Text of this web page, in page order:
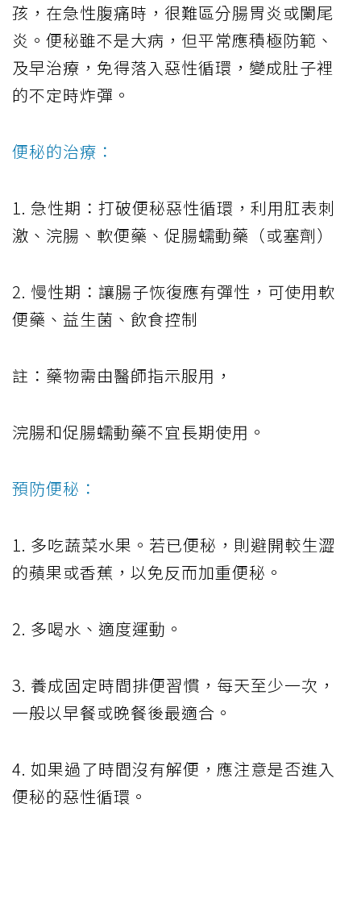
孩，在急性腹痛時，很難區分腸胃炎或闌尾
炎。便秘雖不是大病，但平常應積極防範、
及早治療，免得落入惡性循環，變成肚子裡
的不定時炸彈。
便秘的治療：
1. 急性期：打破便秘惡性循環，利用肛表刺
激、浣腸、軟便藥、促腸蠕動藥（或塞劑）
2. 慢性期：讓腸子恢復應有彈性，可使用軟
便藥、益生菌、飲食控制
註：藥物需由醫師指示服用，
浣腸和促腸蠕動藥不宜長期使用。
預防便秘：
1. 多吃蔬菜水果。若已便秘，則避開較生澀
的蘋果或香蕉，以免反而加重便秘。
2. 多喝水、適度運動。
3. 養成固定時間排便習慣，每天至少一次，
一般以早餐或晚餐後最適合。
4. 如果過了時間沒有解便，應注意是否進入
便秘的惡性循環。